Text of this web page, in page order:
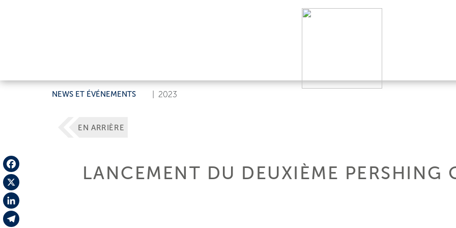
NEWS ET ÉVÉNEMENTS 2023
Facebook
X
LinkedIn
EN ARRIÈRE
LANCEMENT DU DEUXIÈME PERSHING